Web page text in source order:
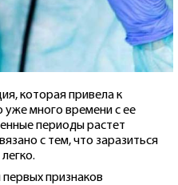
которая привела к
много времени с ее
периоды растет
с тем, что заразиться
признаков